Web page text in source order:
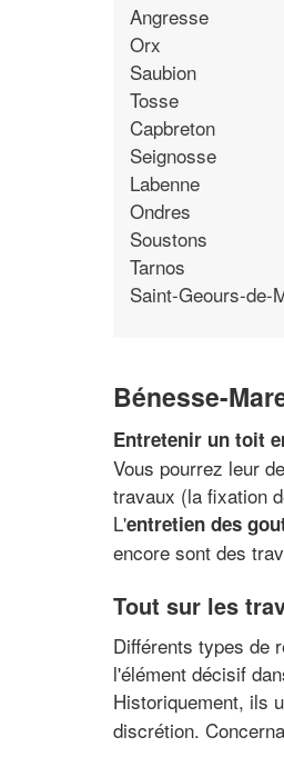
Angresse
Orx
Saubion
Tosse
Capbreton
Seignosse
Labenne
Ondres
Soustons
Tarnos
Saint-Geours-de-
Bénesse-
Entretenir un toit
Vous pourrez leur
travaux (la fixation
L'entretien des
encore sont des
Tout sur les
Différents types de
l'élément décisif
Historiquement, ils
discrétion.